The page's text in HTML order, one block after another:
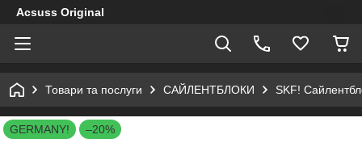
Acsuss Original
Товари та послуги САЙЛЕНТБЛОКИ SKF!
GERMANY! –20%